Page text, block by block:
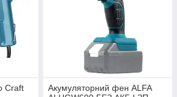
Craft
Акумуляторний фен ALFA